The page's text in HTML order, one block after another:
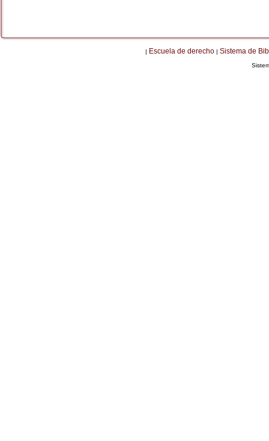
| Escuela de derecho | Sistema de